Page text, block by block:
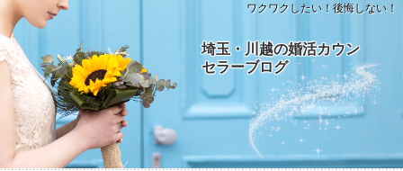
ワクワクしたい！後悔しない！
埼玉・川越の婚活カウン
セラーブログ